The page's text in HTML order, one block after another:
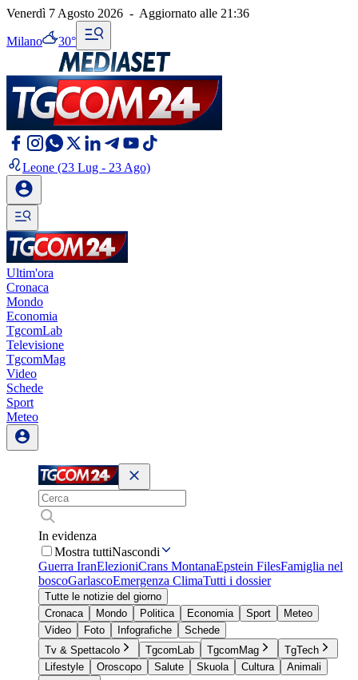
Venerdì 7 Agosto 2026 - Aggiornato alle 21:36
Milano 30°
Leone (23 Lug - 23 Ago)
Ultim'ora
Cronaca
Mondo
Economia
TgcomLab
Televisione
TgcomMag
Video
Schede
Sport
Meteo
In evidenza
Mostra tuttiNascondi
Guerra IranElezioniCrans MontanaEpstein FilesFamiglia nel
boscoGarlascoEmergenza ClimaTutti i dossier
Tutte le notizie del giorno
Cronaca
Mondo Politica Economia Sport
Meteo
Video
Foto Infografiche
Schede
Tv & Spettacolo
TgcomLab TgcomMag
TgTech
Lifestyle
Oroscopo Salute Skuola Cultura
Animali